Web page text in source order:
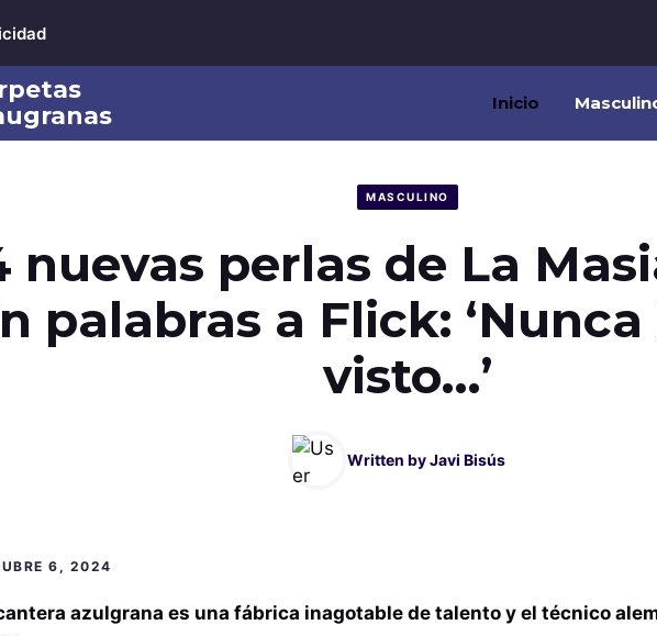
Inicio
MASCULINO
nuevas perlas de La
palabras a Flick:
visto…’
Written byJavi Bisús
6, 2024
azulgrana es una fábrica inagotable de talento y el técnico